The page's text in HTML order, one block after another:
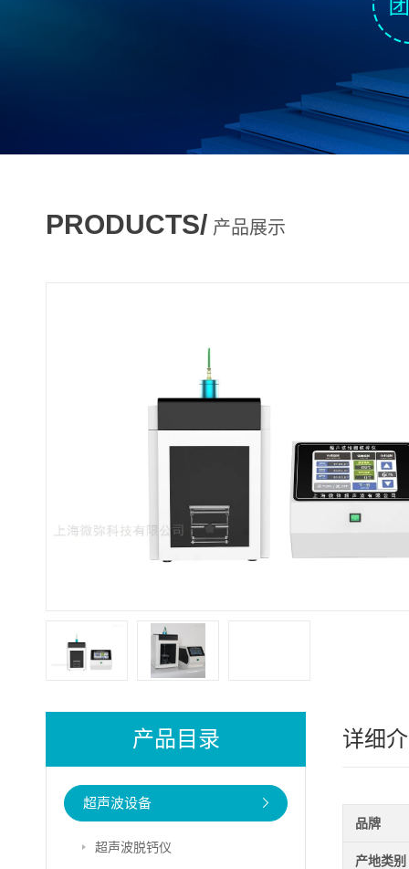
PRODUCTS/ 产品展示
产品目录
超声波设备
超声波脱钙仪
详细
品牌
产地类别